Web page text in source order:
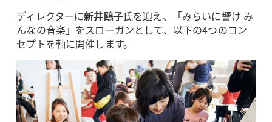
ディレクターに新井鴎子氏を迎え、「みらいに響け み
んなの音楽」をスローガンとして、以下の4つのコン
セプトを軸に開催します。